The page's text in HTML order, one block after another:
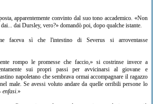
apparentemente convinto dal suo tono accademico. «Non
dai Dursley, vero?» domandò poi, dopo qualche istante.
faceva sì che l'intestino di Severus si arroventasse
rompo le promesse che faccio,» si costrinse invece a
sui propri passi per avvicinarsi al giovane e
napoletano che sembrava ormai accompagnare il ragazzo
male. Se avessi voluto andare da quelle orribili persone lo
enfasi.»